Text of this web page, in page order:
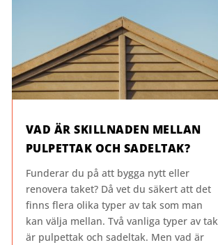
VAD ÄR SKILLNADEN MELLAN
PULPETTAK OCH SADELTAK?
Funderar du på att bygga nytt eller
renovera taket? Då vet du säkert att det
finns flera olika typer av tak som man
kan välja mellan. Två vanliga typer av tak
är pulpettak och sadeltak. Men vad är